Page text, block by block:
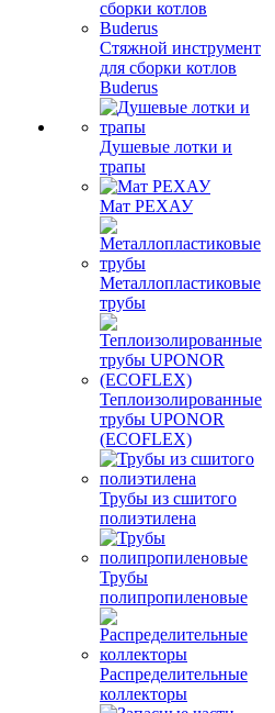
Стяжной инструмент
для сборки котлов
Buderus
Душевые лотки и
трапы
Мат РЕХАУ
Металлопластиковые
трубы
Теплоизолированные
трубы UPONOR
(ECOFLEX)
Трубы из сшитого
полиэтилена
Трубы
полипропиленовые
Распределительные
коллекторы